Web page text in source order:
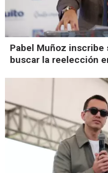
Pabel Muñoz inscribe
buscar la reelección